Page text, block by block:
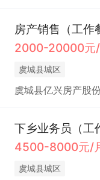
房产销售（工作
2000-20000元/
虞城县城区
虞城县亿兴房产股
下乡业务员（工
4500-8000元/
虞城县城区